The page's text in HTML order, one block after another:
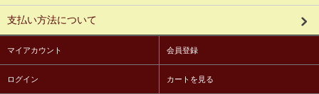
支払い方法について
マイアカウント 会員登録
ログイン カートを見る